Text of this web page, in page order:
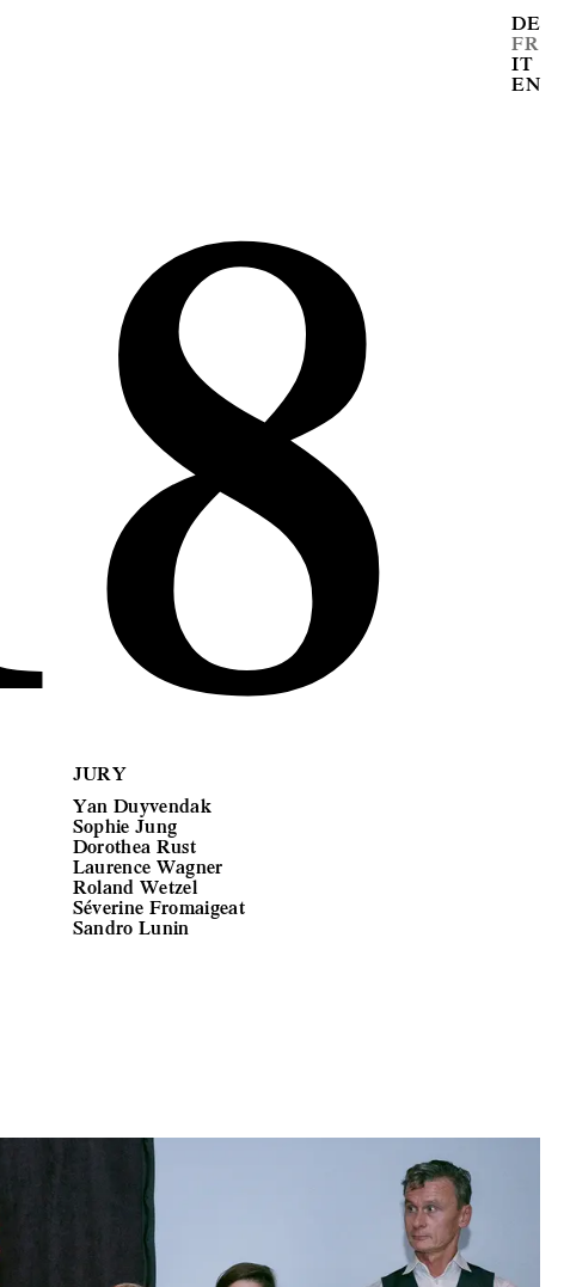
DE
FR
IT
EN
JURY
Yan Duyvendak
Sophie Jung
Dorothea Rust
Laurence Wagner
Roland Wetzel
Séverine Fromaigeat
Sandro Lunin